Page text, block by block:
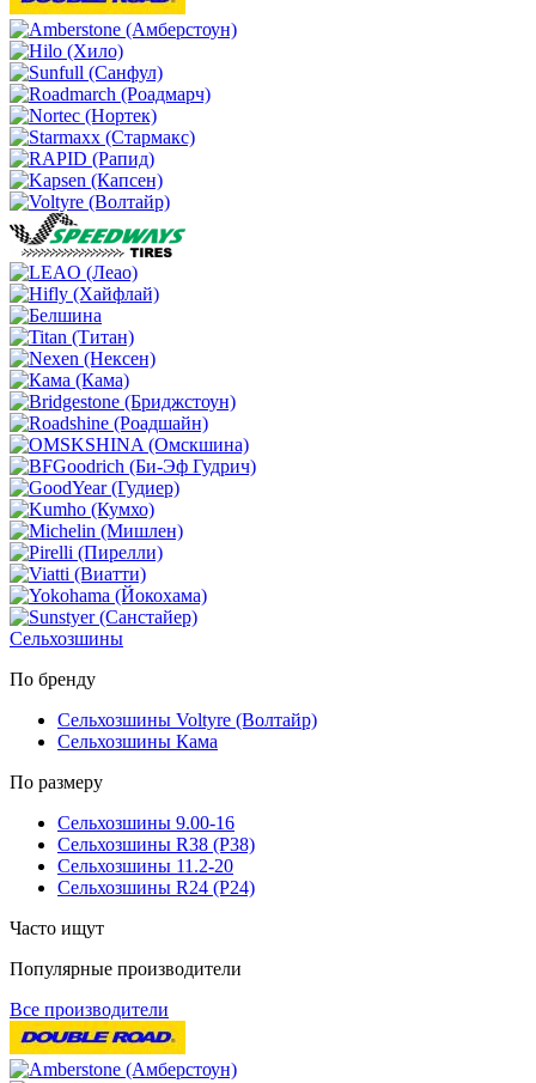
Сельхозшины
По бренду
Сельхозшины Voltyre (Волтайр)
Сельхозшины Кама
По размеру
Сельхозшины 9.00-16
Сельхозшины R38 (Р38)
Сельхозшины 11.2-20
Сельхозшины R24 (Р24)
Часто ищут
Популярные производители
Все производители